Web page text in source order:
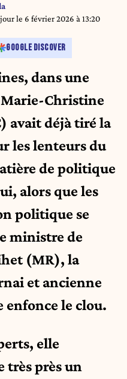
le 6 février 2026 à 13:20
GOOGLE DISCOVER
dans une
Christine
avait déjà tiré la
les lenteurs du
de politique
alors que les
politique se
ministre de
(MR), la
et ancienne
enfonce le clou.
elle
très près un